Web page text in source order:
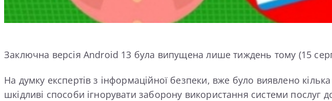
Заключна версія Android 13 була випущена лише тиждень тому (15
На думку експертів з інформаційної безпеки, вже було виявлено
шкідливі способи ігнорувати заборону використання системи послуг